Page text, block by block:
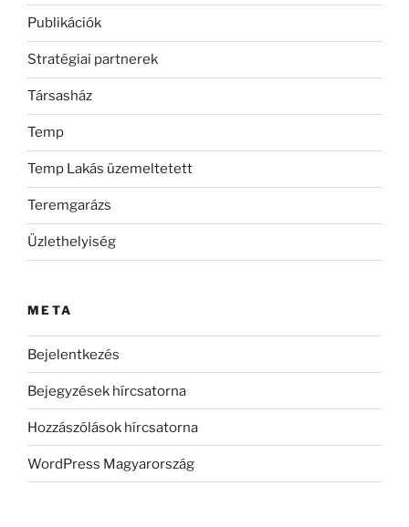
Publikációk
Stratégiai partnerek
Társasház
Temp
Temp Lakás üzemeltetett
Teremgarázs
Üzlethelyiség
META
Bejelentkezés
Bejegyzések hírcsatorna
Hozzászólások hírcsatorna
WordPress Magyarország